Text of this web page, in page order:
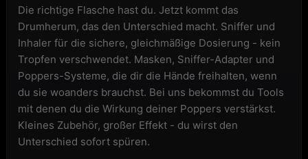
Die richtige Flasche hast du. Jetzt kommt das
Drumherum, das den Unterschied macht. Sniffer und
Inhaler für die sichere, gleichmäßige Dosierung - kein
Tropfen verschwendet. Masken, Sniffer-Adapter und
Poppers-Systeme, die dir die Hände freihalten, wenn
du sie woanders brauchst. Bei uns bekommst du Tools
mit denen du die Wirkung deiner Poppers verstärkst.
Kleines Zubehör, großer Effekt - du wirst den
Unterschied sofort spüren.